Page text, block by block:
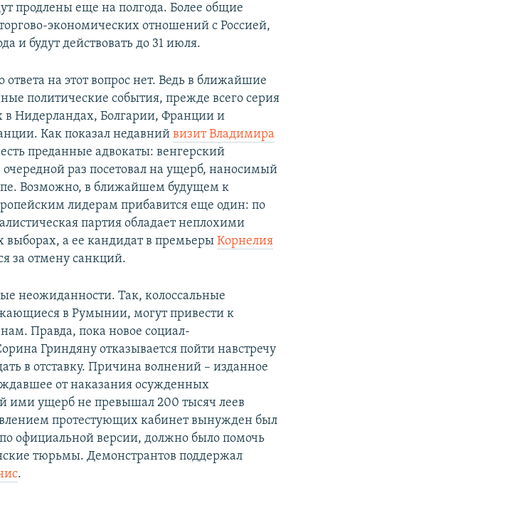
продлены еще на полгода. Более общие
экономических отношений с Россией,
и будут действовать до 31 июля.
ответа на этот вопрос нет. Ведь в ближайшие
политические события, прежде всего серия
Нидерландах, Болгарии, Франции и
Как показал недавнийвизит Владимира
преданные адвокаты: венгерский
раз посетовал на ущерб, наносимый
Возможно, в ближайшем будущем к
лидерам прибавится еще один: по
партия обладает неплохими
выборах, а ее кандидат в премьерыКорнелия
за отмену санкций.
неожиданности. Так, колоссальные
в Румынии, могут привести к
Правда, пока новое социал-
Гриндяну отказывается пойти навстречу
в отставку. Причина волнений – изданное
от наказания осужденных
ими ущерб не превышал 200 тысяч леев
протестующих кабинет вынужден был
официальной версии, должно было помочь
тюрьмы. Демонстрантов поддержал
.